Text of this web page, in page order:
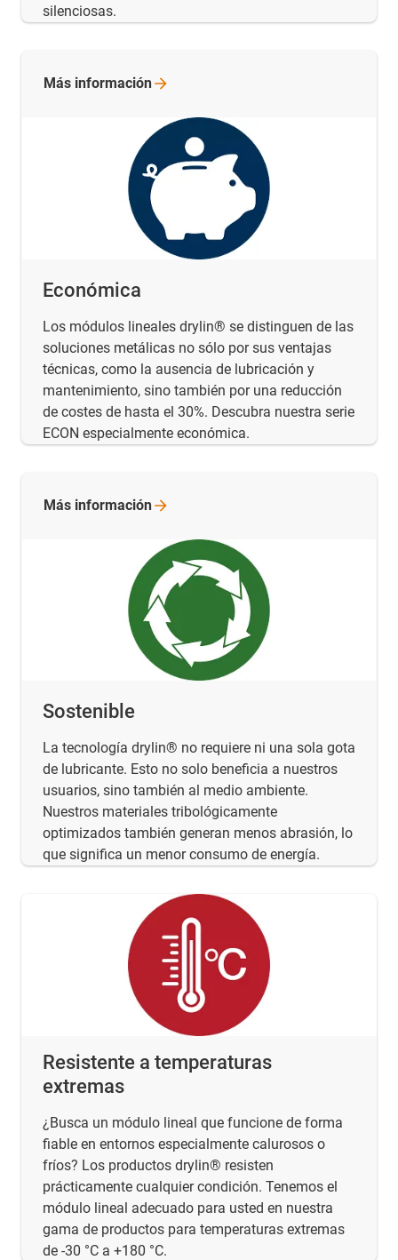
silenciosas.
Económica
Los módulos lineales drylin® se distinguen de las
soluciones metálicas no sólo por sus ventajas
técnicas, como la ausencia de lubricación y
mantenimiento, sino también por una reducción
de costes de hasta el 30%. Descubra nuestra serie
ECON especialmente económica.
Más información
Sostenible
La tecnología drylin® no requiere ni una sola gota
de lubricante. Esto no solo beneficia a nuestros
usuarios, sino también al medio ambiente.
Nuestros materiales tribológicamente
optimizados también generan menos abrasión, lo
que significa un menor consumo de energía.
Más información
Resistente a temperaturas
extremas
¿Busca un módulo lineal que funcione de forma
fiable en entornos especialmente calurosos o
fríos? Los productos drylin® resisten
prácticamente cualquier condición. Tenemos el
módulo lineal adecuado para usted en nuestra
gama de productos para temperaturas extremas
de -30 °C a +180 °C.